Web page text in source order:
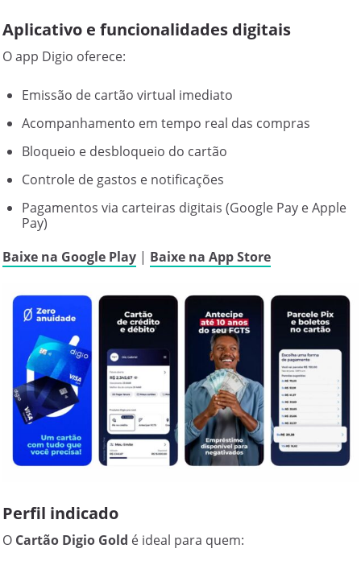
Aplicativo e funcionalidades digitais
O app Digio oferece:
Emissão de cartão virtual imediato
Acompanhamento em tempo real das compras
Bloqueio e desbloqueio do cartão
Controle de gastos e notificações
Pagamentos via carteiras digitais (Google Pay e Apple
Pay)
Baixe na Google Play | Baixe na App Store
Perfil indicado
O Cartão Digio Gold é ideal para quem: